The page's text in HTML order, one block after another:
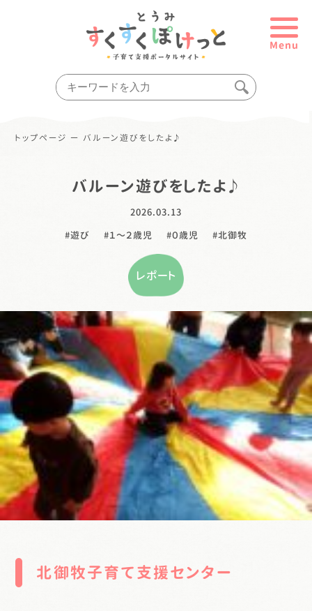
Menu
トップページ ー バルーン遊びをしたよ♪
バルーン遊びをしたよ♪
2026.03.13
遊び
１〜２歳児 ０歳児 北御牧
レポート
北御牧子育て支援センター